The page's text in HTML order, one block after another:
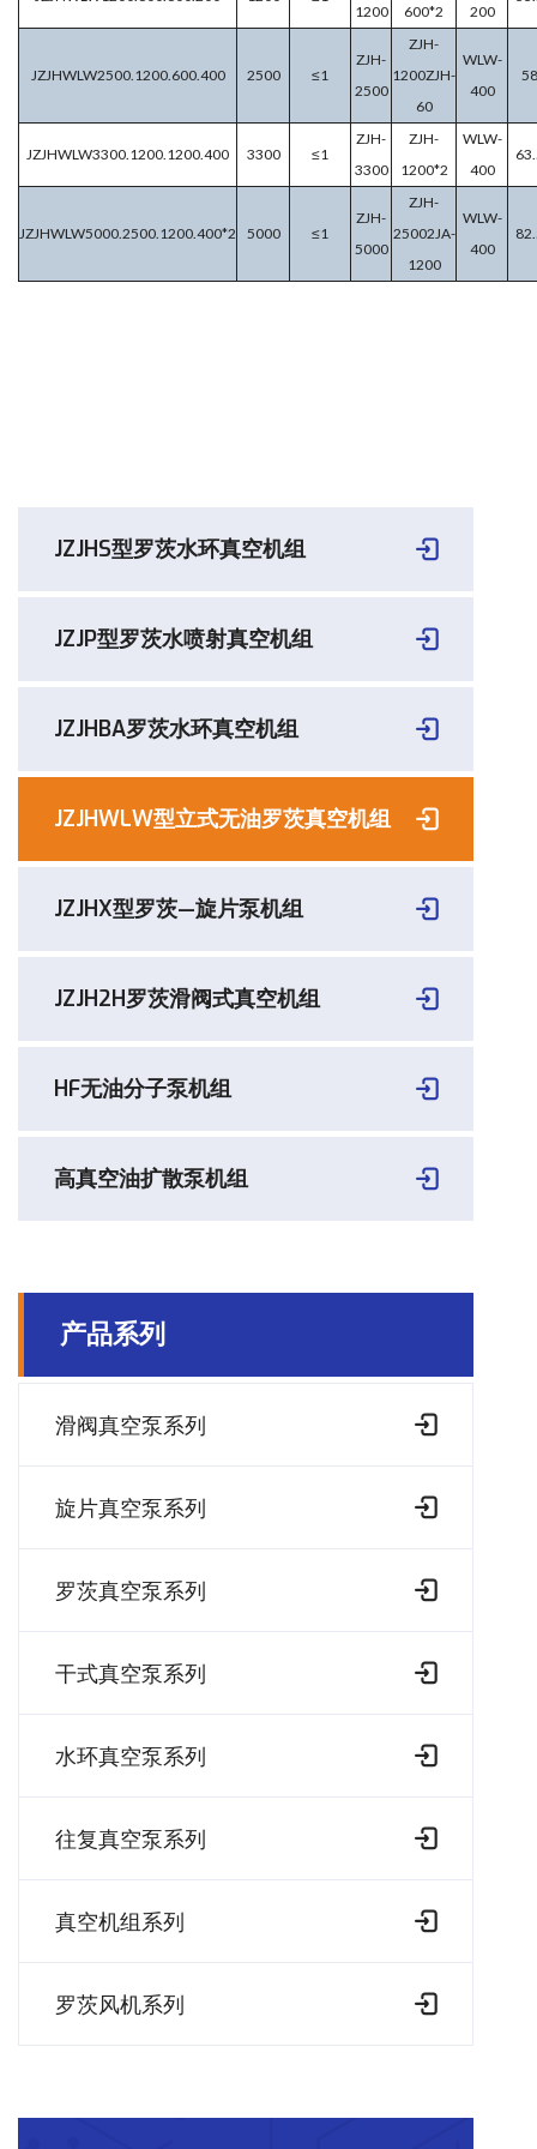
JZJHS型罗茨水环真空机组
JZJP型罗茨水喷射真空机组
JZJHBA罗茨水环真空机组
JZJHWLW型立式无油罗茨真空机组
JZJHX型罗茨—旋片泵机组
JZJH2H罗茨滑阀式真空机组
HF无油分子泵机组
高真空油扩散泵机组
产品系列
滑阀真空泵系列
旋片真空泵系列
罗茨真空泵系列
干式真空泵系列
水环真空泵系列
往复真空泵系列
真空机组系列
罗茨风机系列
1200
600*2 200
JZJHWLW2500.1200.600.400 2500 ≤1
ZJH-
2500
ZJH-
1200ZJH-
60
WLW-
400
58
JZJHWLW3300.1200.1200.400 3300 ≤1
ZJH-
3300
ZJH-
1200*2
WLW-
400
JZJHWLW5000.2500.1200.400*2 5000 ≤1
ZJH-
5000
ZJH-
25002JA-
1200
WLW-
400